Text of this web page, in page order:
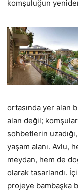
komşuluğun
ortasında yer alan
alan değil;
sohbetlerin
yaşam alanı. Avlu,
meydan, hem de
olarak tasarlandı.
projeye bambaşka